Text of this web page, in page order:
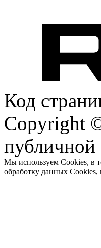
Код
Copyright
публичной
Мы используем Cookies, в
обработку данных Cookies,